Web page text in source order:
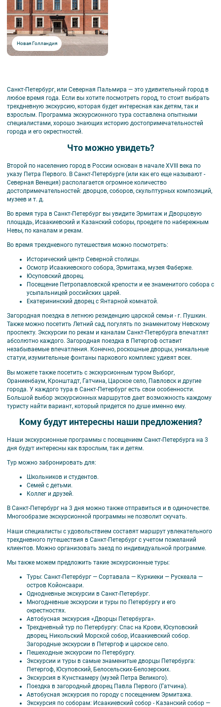
Новая Голландия
Санкт-Петербург, или Северная Пальмира — это удивительный город в
любое время года. Если вы хотите посмотреть город, то стоит выбрать
трехдневную экскурсию, которая будет интересная как детям, так и
взрослым. Программа экскурсионного тура составлена опытными
специалистами, хорошо знающих историю достопримечательностей
города и его окрестностей.
Что можно увидеть?
Второй по населению город в России основан в начале XVIII века по
указу Петра Первого. В Санкт-Петербурге (или как его еще называют -
Северная Венеция) располагается огромное количество
достопримечательностей: дворцов, соборов, скульптурных композиций,
музеев и т. д.
Во время тура в Санкт-Петербург вы увидите Эрмитаж и Дворцовую
площадь, Исаакиевский и Казанский соборы, проедете по набережным
Невы, по каналам и рекам.
Во время трехдневного путешествия можно посмотреть:
Исторический центр Северной столицы.
Осмотр Исаакиевского собора, Эрмитажа, музея Фаберже.
Юсуповский дворец.
Посещение Петропавловской крепости и ее знаменитого собора с
усыпальницей российских царей.
Екатерининский дворец с Янтарной комнатой.
Загородная поездка в летнюю резиденцию царской семьи - г. Пушкин.
Также можно посетить Летний сад, погулять по знаменитому Невскому
проспекту. Экскурсии по рекам и каналам Санкт-Петербурга впечатлят
абсолютно каждого. Загородная поездка в Петергоф оставит
незабываемые впечатления. Конечно, роскошные дворцы, уникальные
статуи, изумительные фонтаны паркового комплекс удивят всех.
Вы можете также посетить с экскурсионным туром Выборг,
Ораниенбаум, Кронштадт, Гатчина, Царское село, Павловск и другие
города. У каждого тура в Санкт-Петербург есть свои особенности.
Большой выбор экскурсионных маршрутов дает возможность каждому
туристу найти вариант, который придется по душе именно ему.
Кому будут интересны наши предложения?
Наши экскурсионные программы с посещением Санкт-Петербурга на 3
дня будут интересны как взрослым, так и детям.
Тур можно забронировать для:
Школьников и студентов.
Семей с детьми.
Коллег и друзей.
В Санкт-Петербург на 3 дня можно также отправиться и в одиночестве.
Многообразие экскурсионной программы не позволит скучать.
Наши специалисты с удовольствием составят маршрут увлекательного
трехдневного путешествия в Санкт-Петербург с учетом пожеланий
клиентов. Можно организовать заезд по индивидуальной программе.
Мы также можем предложить такие экскурсионные туры:
Туры: Санкт-Петербург — Сортавала — Куркиеки — Рускеала —
остров Койонсаари.
Однодневные экскурсии в Санкт-Петербург.
Многодневные экскурсии и туры по Петербургу и его
окрестностях.
Автобусная экскурсия «Дворцы Петербурга».
Трехдневный тур по Петербургу: Спас на Крови, Юсуповский
дворец, Никольский Морской собор, Исаакиевский собор.
Загородные экскурсии в Петергоф и царское село.
Пешеходные экскурсии по Петербургу.
Экскурсии и туры в самые знаменитые дворцы Петербурга:
Петергоф, Юсуповский, Белосельских-Белозерских.
Экскурсия в Кунсткамеру (музей Петра Великого).
Поездка в загородный дворец Павла Первого (Гатчина).
Автобусная экскурсия по городу с посещением Эрмитажа.
Экскурсия по соборам: Исаакиевский собор - Казанский собор —